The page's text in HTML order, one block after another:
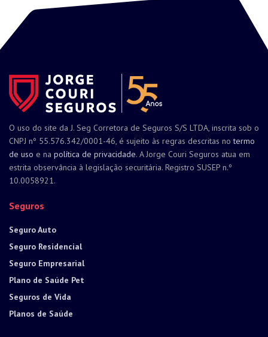
O uso do site da J. Seg Corretora de Seguros S/S LTDA, inscrita sob o
CNPJ nº 55.576.342/0001-46, é sujeito às regras descritas notermo
de uso e na política de privacidade. A Jorge Couri Seguros atua em
estrita observância à legislação securitária. Registro SUSEP n.º
10.0058921.
Seguros
Seguro Auto
Seguro Residencial
Seguro Empresarial
Plano de Saúde Pet
Seguros de Vida
Planos de Saúde